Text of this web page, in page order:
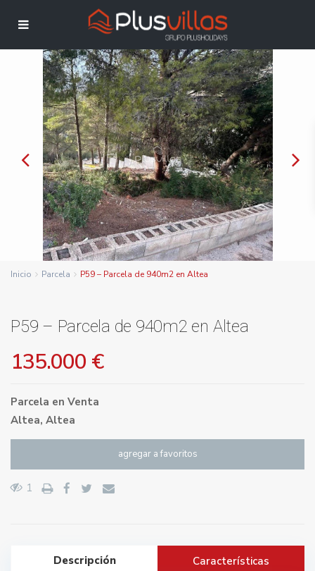
Inicio Parcela P59 – Parcela de 940m2 en Altea
P59 – Parcela de 940m2 en Altea
135.000 €
Parcela en Venta
Altea, Altea
agregar a favoritos
1
Descripción Características